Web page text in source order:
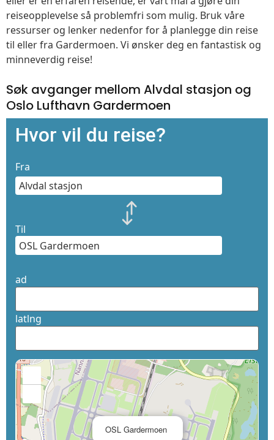
reiseopplevelse så problemfri som mulig. Bruk våre
ressurser og lenker nedenfor for å planlegge din reise
til eller fra Gardermoen. Vi ønsker deg en fantastisk og
minneverdig reise!
Søk avganger mellom Alvdal stasjon og
Oslo Lufthavn Gardermoen
Hvor vil du reise?
Fra
Til
ad
latlng
OSL Gardermoen